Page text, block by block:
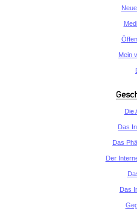
Mein
Die
Das
Das
Der
Das